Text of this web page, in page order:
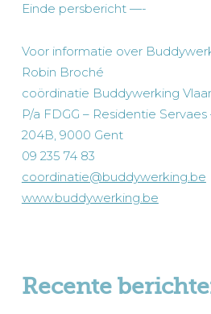
Einde persbericht —-
Voor informatie over
Robin Broché
coördinatie Buddywerking
P/a FDGG – Residentie
204B, 9000 Gent
09 235 74 83
coordinatie@buddywerking.be
www.buddywerking.be
Recente